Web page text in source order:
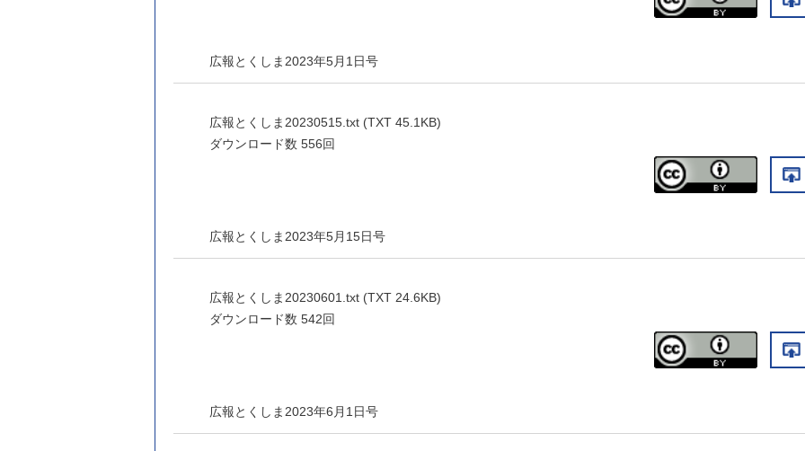
広報とくしま2023年5月1日号
広報とくしま20230515.txt (TXT 45.1KB)
ダウンロード数 556回
広報とくしま2023年5月15日号
広報とくしま20230601.txt (TXT 24.6KB)
ダウンロード数 542回
広報とくしま2023年6月1日号